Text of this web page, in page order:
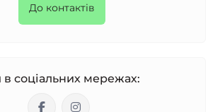
До контактів
соціальних мережах: